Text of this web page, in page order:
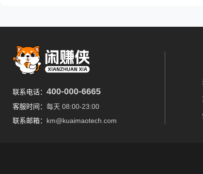
联系电话： 400-000-6665
客服时间： 每天 08:00-23:00
联系邮箱： km@kuaimaotech.com